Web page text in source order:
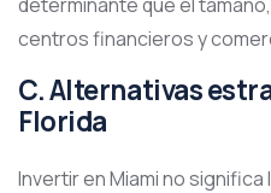
centros financieros y
C. Alternativas
Florida
Invertir en Miami no